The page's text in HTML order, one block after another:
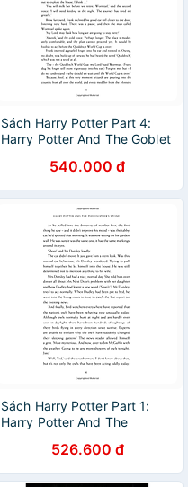
Sách Harry Potter Part 4:
Harry Potter And The Goblet
Potter và chiếc cốc lửa)
(English Book)
540.000 đ
Sách Harry Potter Part 1:
Harry Potter And The
(Hardback) (Harry Potter và
hòn đá phù thủy) (English
526.600 đ